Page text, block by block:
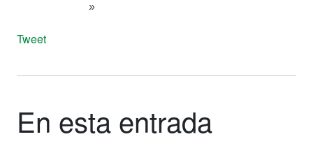
»
Tweet
En esta entrada